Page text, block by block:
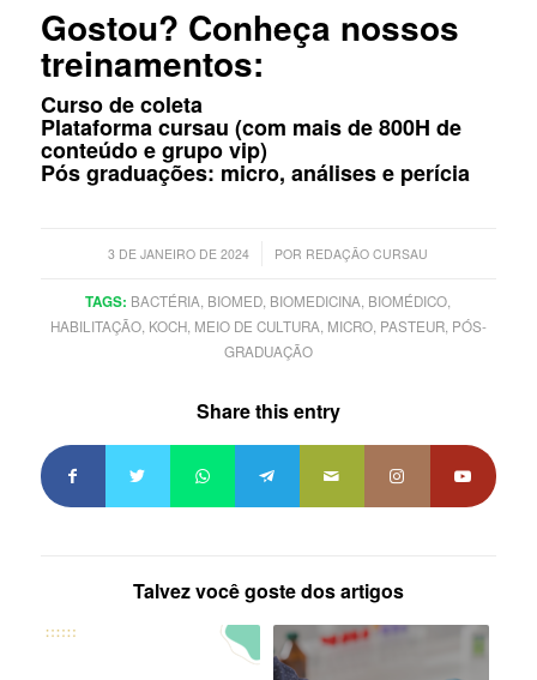
Gostou? Conheça nossos
treinamentos:
Curso de coleta
Plataforma cursau (com mais de 800H de
conteúdo e grupo vip)
Pós graduações: micro, análisese perícia
3 DE JANEIRO DE 2024
/ POR REDAÇÃO CURSAU
TAGS: BACTÉRIA BIOMED BIOMEDICINA BIOMÉDICO
HABILITAÇÃO, KOCH, MEIO DE CULTURA MICRO, PASTEUR, PÓS-
GRADUAÇÃO
Share this entry
Talvez você goste dos artigos